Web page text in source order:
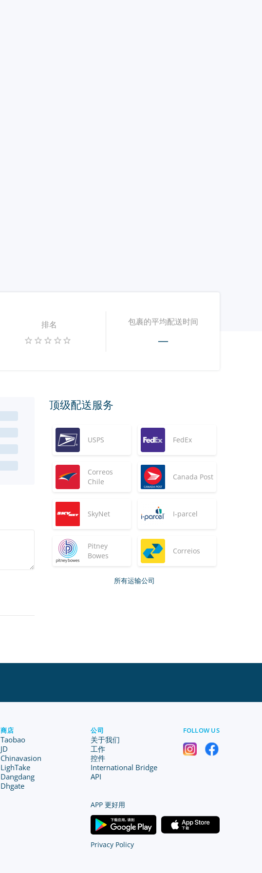
排名 包裹的平均配送时间
—
顶级配送服务
USPS FedEx
Correos
Chile
Canada Post
SkyNet I-parcel
Pitney
Bowes
Correios
所有运输公司
商店
Taobao
JD
Chinavasion
LighTake
Dangdang
Dhgate
公司
关于我们
工作
控件
International Bridge
API
FOLLOW US
APP 更好用
Privacy Policy